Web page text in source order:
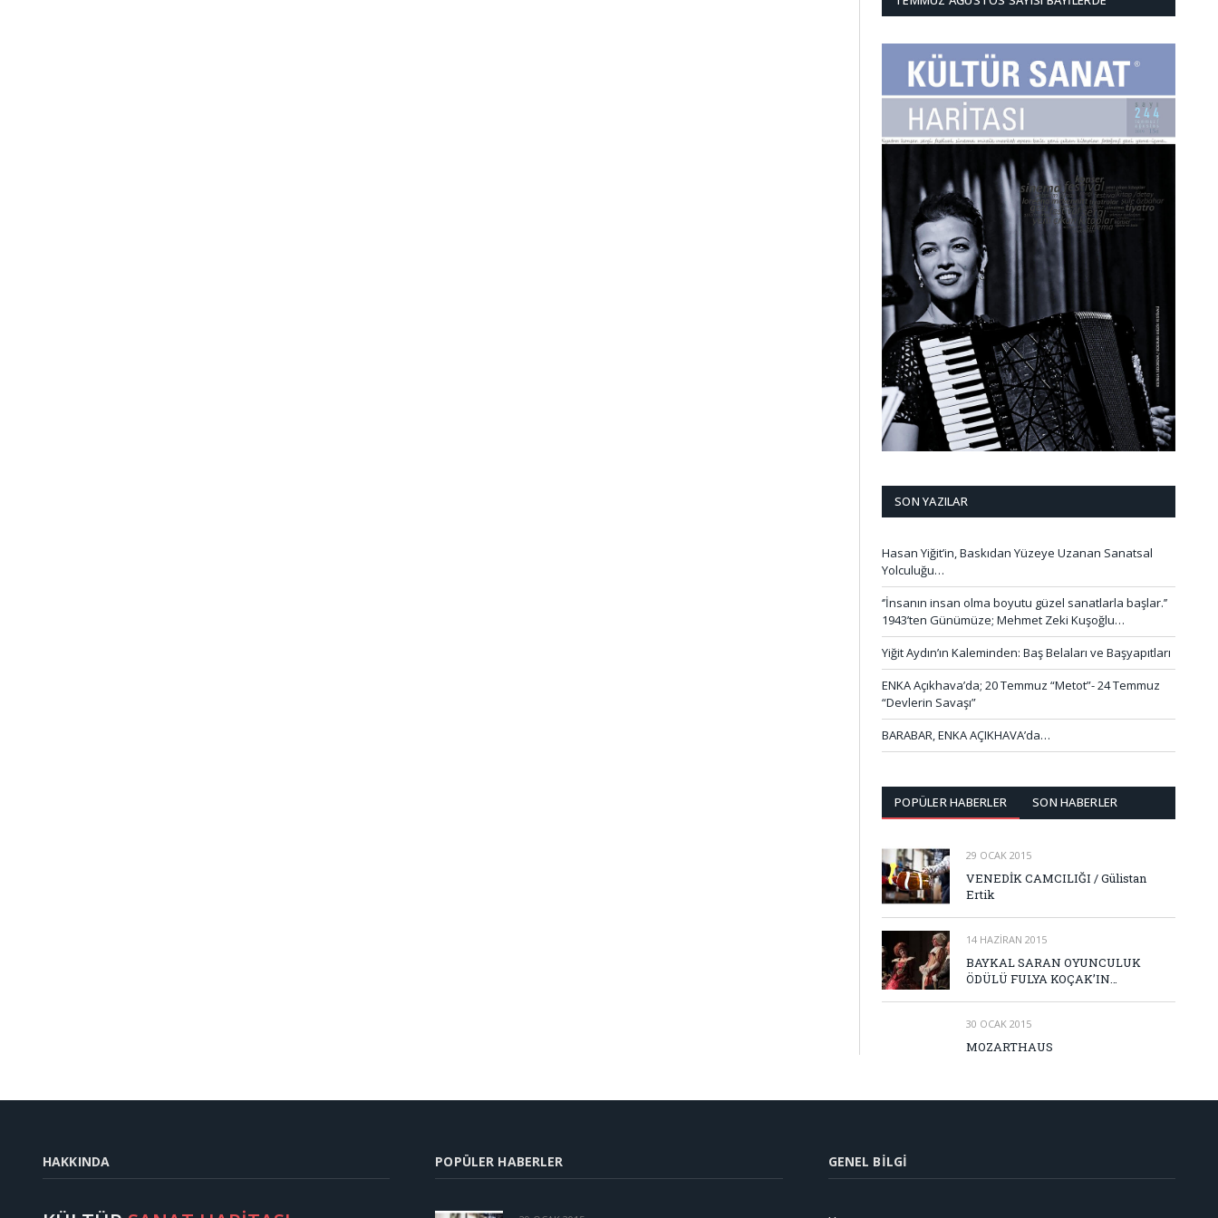
SON YAZILAR
Hasan Yiğit’in, Baskıdan Yüzeye Uzanan Sanatsal
Yolculuğu…
‘’İnsanın insan olma boyutu güzel sanatlarla başlar.’’
1943’ten Günümüze; Mehmet Zeki Kuşoğlu…
Yiğit Aydın’ın Kaleminden: Baş Belaları ve Başyapıtları
ENKA Açıkhava’da; 20 Temmuz “Metot”- 24 Temmuz
“Devlerin Savaşı”
BARABAR, ENKA AÇIKHAVA’da…
POPÜLER HABERLER SON HABERLER
29 OCAK 2015
VENEDİK CAMCILIĞI / Gülistan
Ertik
14 HAZIRAN 2015
BAYKAL SARAN OYUNCULUK
ÖDÜLÜ FULYA KOÇAK’IN…
30 OCAK 2015
MOZARTHAUS
HAKKINDA POPÜLER HABERLER GENEL BILGI